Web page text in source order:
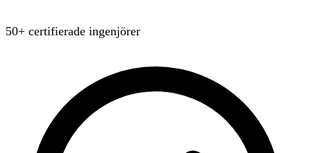
50+ certifierade ingenjörer